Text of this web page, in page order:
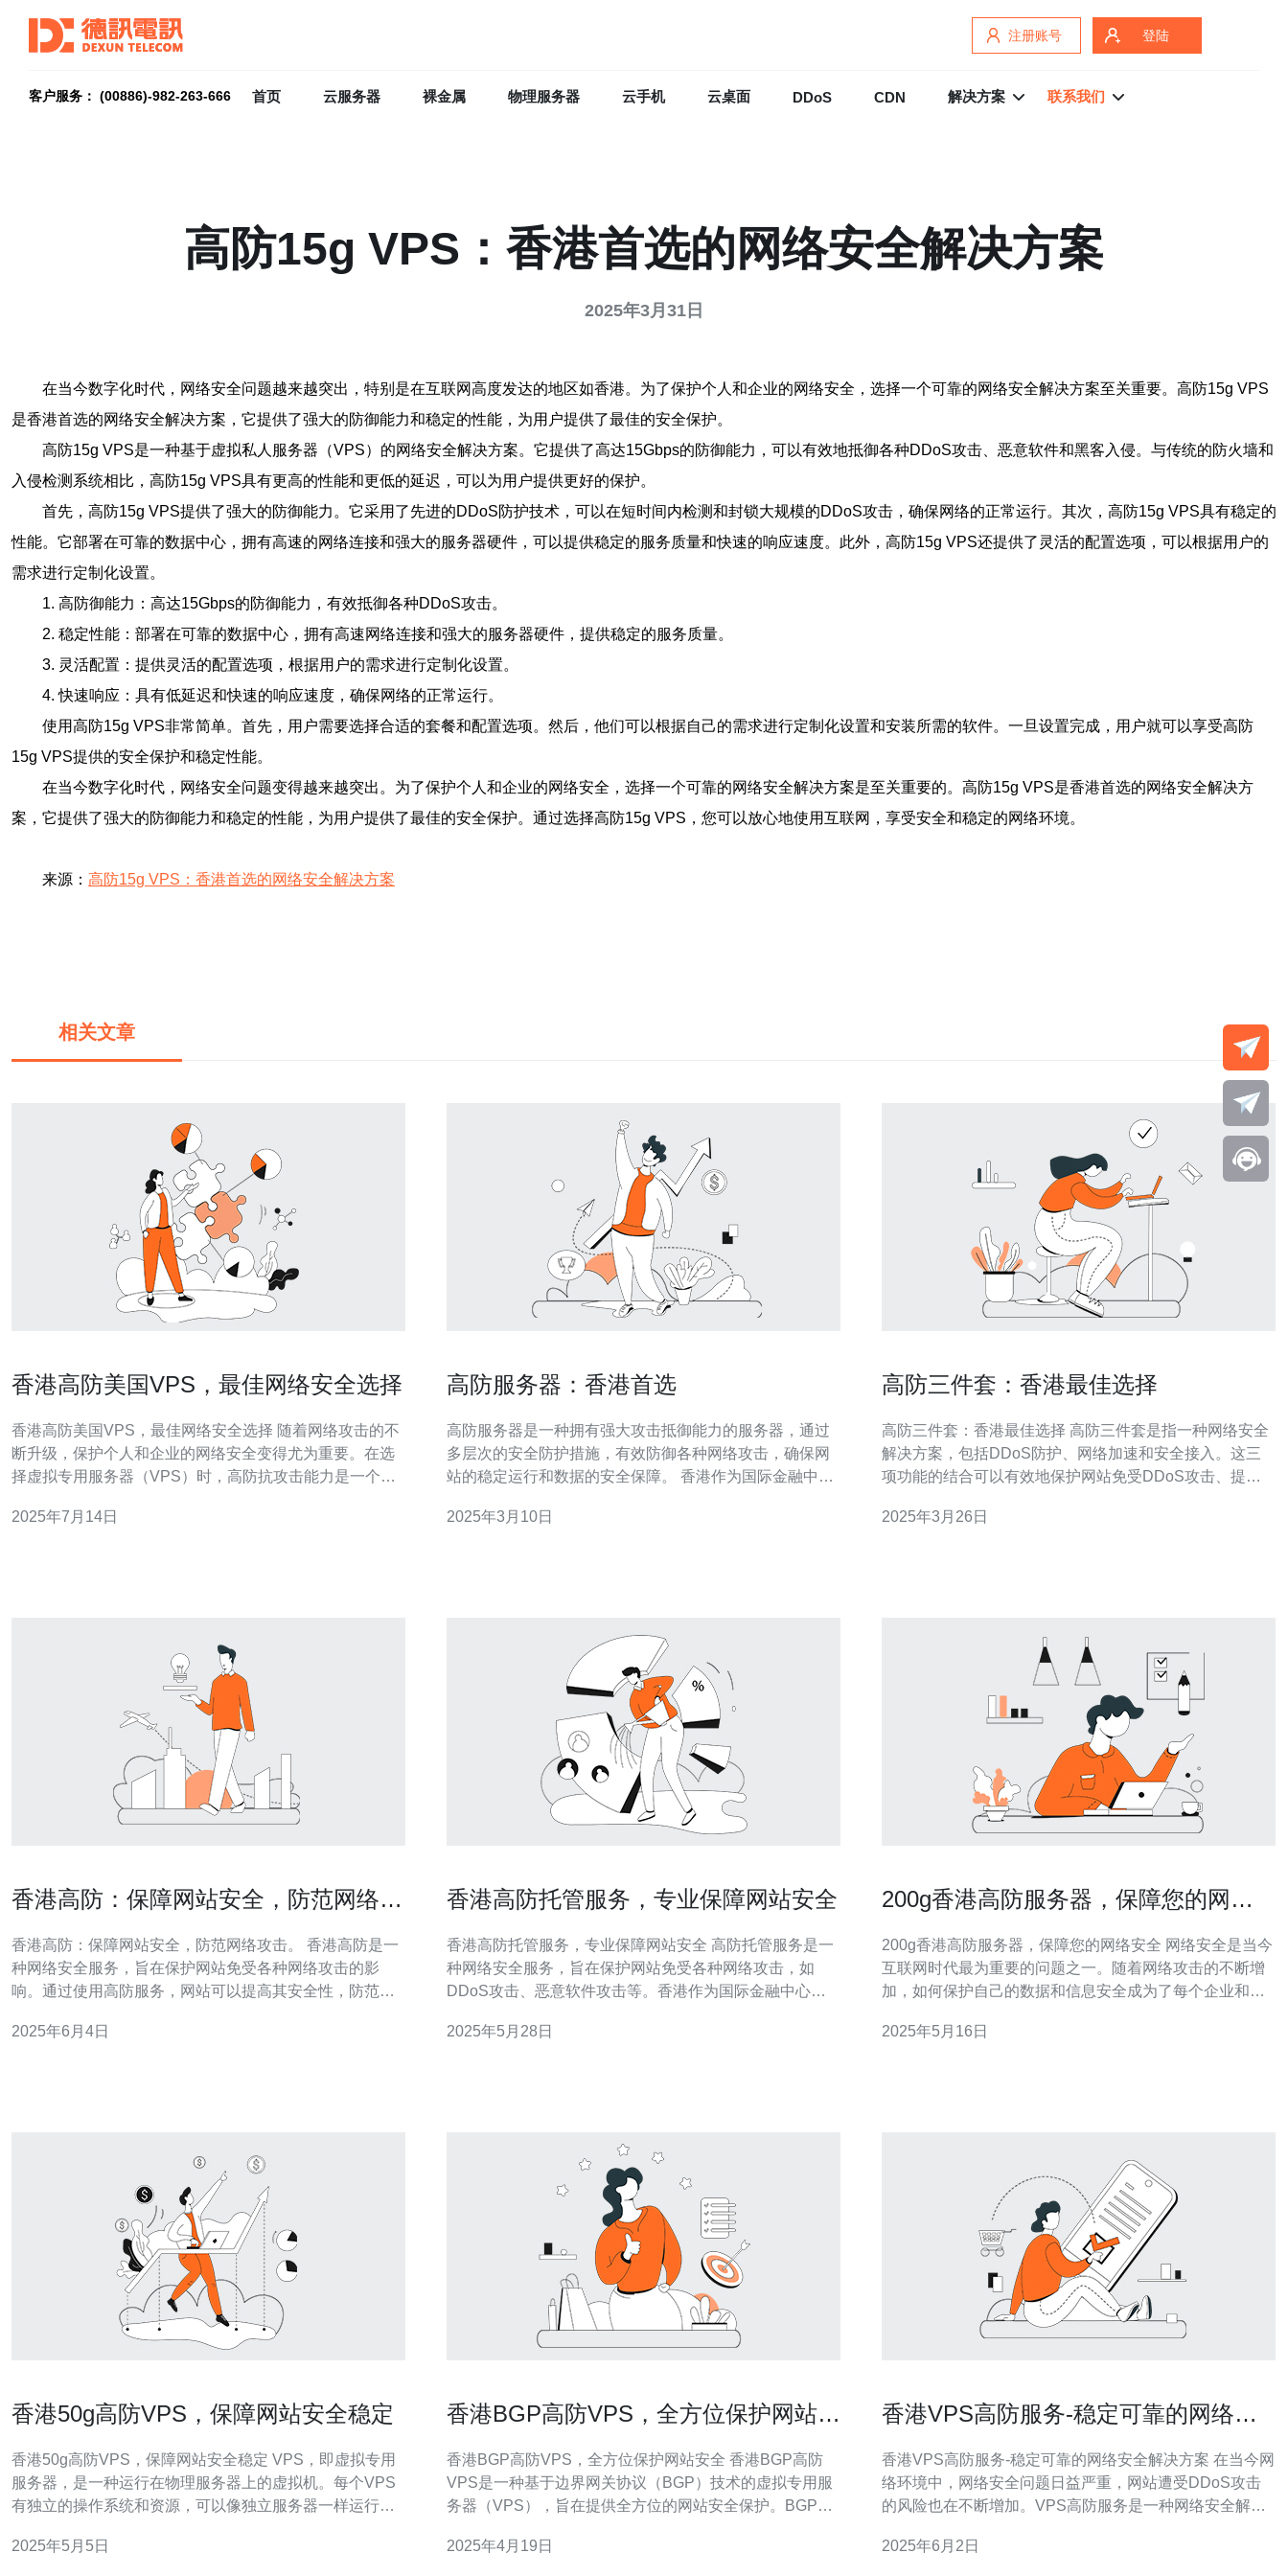
注册账号 登陆
客户服务： (00886)-982-263-666 首页 云服务器 裸金属 物理服务器 云手机 云桌面 DDoS CDN 解决方案 联系我们
高防15g VPS：香港首选的网络安全解决方案
2025年3月31日
在当今数字化时代，网络安全问题越来越突出，特别是在互联网高度发达的地区如香港。为了保护个人和企业的网络安全，选择一个可靠的网络安全解决方案至关重要。高防15g VPS
是香港首选的网络安全解决方案，它提供了强大的防御能力和稳定的性能，为用户提供了最佳的安全保护。
高防15g VPS是一种基于虚拟私人服务器（VPS）的网络安全解决方案。它提供了高达15Gbps的防御能力，可以有效地抵御各种DDoS攻击、恶意软件和黑客入侵。与传统的防火墙和
入侵检测系统相比，高防15g VPS具有更高的性能和更低的延迟，可以为用户提供更好的保护。
首先，高防15g VPS提供了强大的防御能力。它采用了先进的DDoS防护技术，可以在短时间内检测和封锁大规模的DDoS攻击，确保网络的正常运行。其次，高防15g VPS具有稳定的
性能。它部署在可靠的数据中心，拥有高速的网络连接和强大的服务器硬件，可以提供稳定的服务质量和快速的响应速度。此外，高防15g VPS还提供了灵活的配置选项，可以根据用户的
需求进行定制化设置。
1. 高防御能力：高达15Gbps的防御能力，有效抵御各种DDoS攻击。
2. 稳定性能：部署在可靠的数据中心，拥有高速网络连接和强大的服务器硬件，提供稳定的服务质量。
3. 灵活配置：提供灵活的配置选项，根据用户的需求进行定制化设置。
4. 快速响应：具有低延迟和快速的响应速度，确保网络的正常运行。
使用高防15g VPS非常简单。首先，用户需要选择合适的套餐和配置选项。然后，他们可以根据自己的需求进行定制化设置和安装所需的软件。一旦设置完成，用户就可以享受高防
15g VPS提供的安全保护和稳定性能。
在当今数字化时代，网络安全问题变得越来越突出。为了保护个人和企业的网络安全，选择一个可靠的网络安全解决方案是至关重要的。高防15g VPS是香港首选的网络安全解决方
案，它提供了强大的防御能力和稳定的性能，为用户提供了最佳的安全保护。通过选择高防15g VPS，您可以放心地使用互联网，享受安全和稳定的网络环境。
来源： 高防15g VPS：香港首选的网络安全解决方案
相关文章
香港高防美国VPS，最佳网络安全选择
香港高防美国VPS，最佳网络安全选择 随着网络攻击的不
断升级，保护个人和企业的网络安全变得尤为重要。在选
择虚拟专用服务器（VPS）时，高防抗攻击能力是一个关
美国VPS的高性能，成为了最佳网络安全选择。
2025年7月14日
高防服务器：香港首选
高防服务器是一种拥有强大攻击抵御能力的服务器，通过
多层次的安全防护措施，有效防御各种网络攻击，确保网
站的稳定运行和数据的安全保障。 香港作为国际金融中心
络运营商，为高防服务器的稳定性和速度提供了保障。 1.
2025年3月10日
高防三件套：香港最佳选择
高防三件套：香港最佳选择 高防三件套是指一种网络安全
解决方案，包括DDoS防护、网络加速和安全接入。这三
项功能的结合可以有效地保护网站免受DDoS攻击、提升
拥有众多的互联网企业和网站。然而，随着网络攻击的不
2025年3月26日
香港高防：保障网站安全，防范网络攻
香港高防：保障网站安全，防范网络攻击。 香港高防是一
种网络安全服务，旨在保护网站免受各种网络攻击的影
响。通过使用高防服务，网站可以提高其安全性，防范各
等。 随着网络攻击日益频繁和复杂化，网站安全已成为企
2025年6月4日
香港高防托管服务，专业保障网站安全
香港高防托管服务，专业保障网站安全 高防托管服务是一
种网络安全服务，旨在保护网站免受各种网络攻击，如
DDoS攻击、恶意软件攻击等。香港作为国际金融中心，
管服务的理想地点。 香港高防托管服务有以下几个优势：
2025年5月28日
200g香港高防服务器，保障您的网络
200g香港高防服务器，保障您的网络安全 网络安全是当今
互联网时代最为重要的问题之一。随着网络攻击的不断增
加，如何保护自己的数据和信息安全成为了每个企业和个
DDoS攻击的防护服务，能够帮助用户更好地保障网络安
2025年5月16日
香港50g高防VPS，保障网站安全稳定
香港50g高防VPS，保障网站安全稳定 VPS，即虚拟专用
服务器，是一种运行在物理服务器上的虚拟机。每个VPS
有独立的操作系统和资源，可以像独立服务器一样运行应
用于个人和企业的网站托管、应用开发和测试等场景。 香
2025年5月5日
香港BGP高防VPS，全方位保护网站安
香港BGP高防VPS，全方位保护网站安全 香港BGP高防
VPS是一种基于边界网关协议（BGP）技术的虚拟专用服
务器（VPS），旨在提供全方位的网站安全保护。BGP高
境，有效防御各种网络攻击，保障网站的正常运行。 首
2025年4月19日
香港VPS高防服务-稳定可靠的网络安
香港VPS高防服务-稳定可靠的网络安全解决方案 在当今网
络环境中，网络安全问题日益严重，网站遭受DDoS攻击
的风险也在不断增加。VPS高防服务是一种网络安全解决
机制，保护网站免受各种网络攻击的侵害。 香港作为一个
2025年6月2日